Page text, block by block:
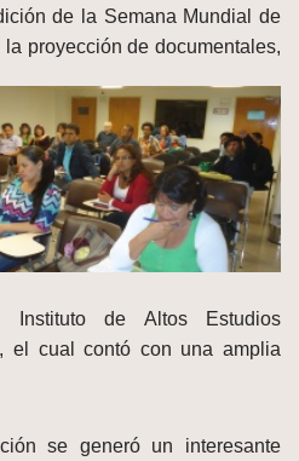
de la Semana Mundial de
la proyección de documentales,
de Altos Estudios
el cual contó con una amplia
se generó un interesante